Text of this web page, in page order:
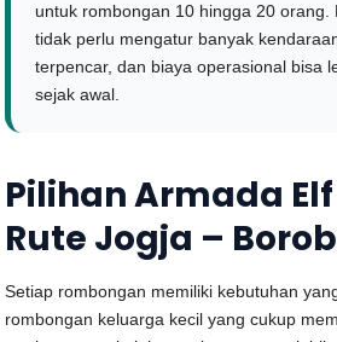
untuk rombongan 10 hingga 20 orang.
tidak perlu mengatur banyak
terpencar, dan biaya operasional bisa
sejak awal.
Pilihan Armada
Rute Jogja –
Setiap rombongan memiliki kebutuhan
rombongan keluarga kecil yang cukup